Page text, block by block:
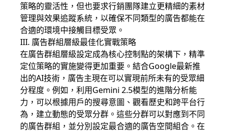
策略的靈活性，但也要求行銷團隊建立更精細的素材
管理與效果追蹤系統，以確保不同類型的廣告都能在
合適的環境中接觸目標受眾。
III. 廣告群組層級最佳化實戰策略
在廣告群組層級設定成為核心控制點的架構下，精準
定位策略的實施變得更加重要。結合Google最新推
出的AI技術，廣告主現在可以實現前所未有的受眾細
分程度。例如，利用Gemini 2.5模型的進階分析能
力，可以根據用戶的搜尋意圖、觀看歷史和跨平台行
為，建立動態的受眾分群。這些分群可以對應到不同
的廣告群組，並分別設定最合適的廣告空間組合。在